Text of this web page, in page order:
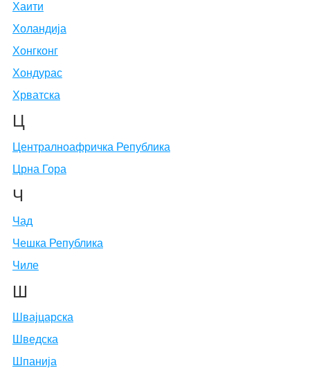
Хаити
Холандија
Хонгконг
Хондурас
Хрватска
Ц
Централноафричка Република
Црна Гора
Ч
Чад
Чешка Република
Чиле
Ш
Швајцарска
Шведска
Шпанија